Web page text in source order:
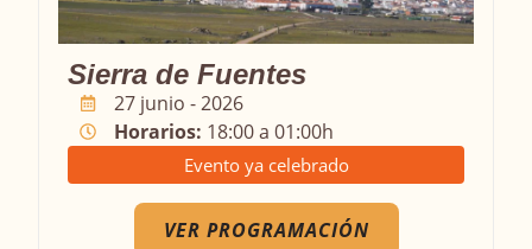
Sierra de Fuentes
27 junio - 2026
Horarios: 18:00 a 01:00h
Evento ya celebrado
VER PROGRAMACIÓN